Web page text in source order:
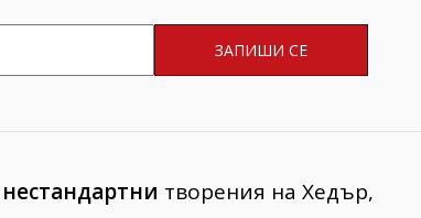
нестандартни творения на Хедър,